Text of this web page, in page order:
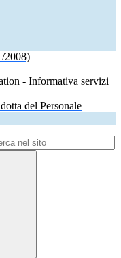
2008)
- Informativa servizi
del Personale